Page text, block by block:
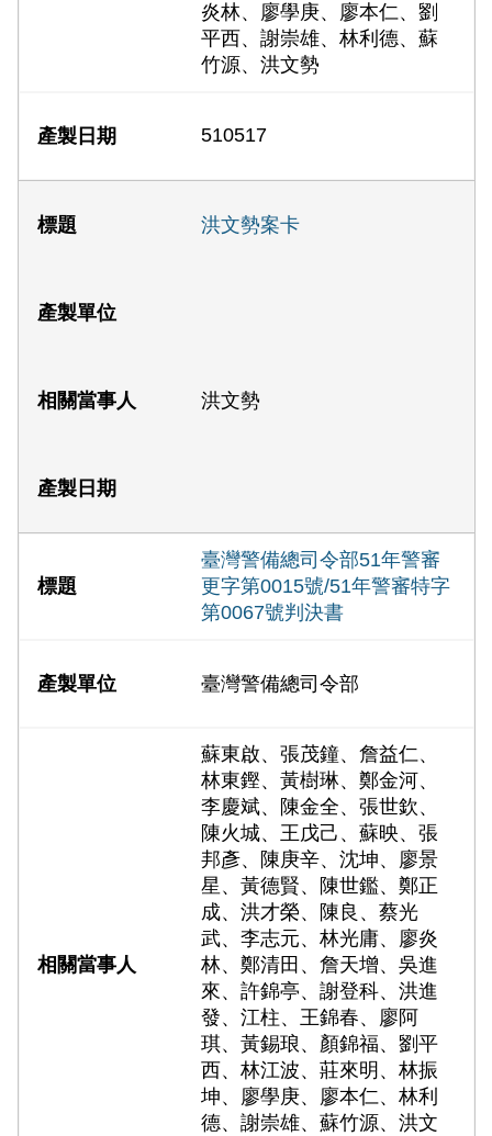
炎林、廖學庚、廖本仁、劉
平西、謝崇雄、林利德、蘇
竹源、洪文勢
510517
洪文勢案卡
洪文勢
臺灣警備總司令部51年警審
更字第0015號/51年警審特字
第0067號判決書
臺灣警備總司令部
蘇東啟、張茂鐘、詹益仁、
林東鏗、黃樹琳、鄭金河、
李慶斌、陳金全、張世欽、
陳火城、王戊己、蘇映、張
邦彥、陳庚辛、沈坤、廖景
星、黃德賢、陳世鑑、鄭正
成、洪才榮、陳良、蔡光
武、李志元、林光庸、廖炎
林、鄭清田、詹天增、吳進
來、許錦亭、謝登科、洪進
發、江柱、王錦春、廖阿
琪、黃錫琅、顏錦福、劉平
西、林江波、莊來明、林振
坤、廖學庚、廖本仁、林利
德、謝崇雄、蘇竹源、洪文